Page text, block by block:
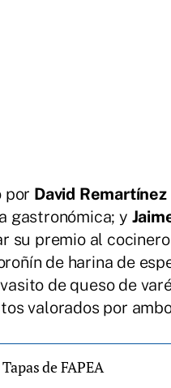
por David Remartínez
gastronómica; y
su premio al
de harina de
de queso de
valorados por
de FAPEA